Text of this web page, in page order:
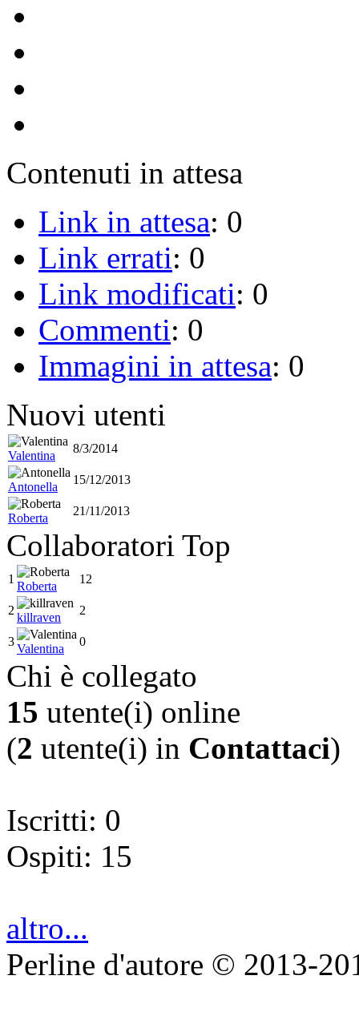
Contenuti in attesa
Link in attesa: 0
Link errati: 0
Link modificati: 0
Commenti: 0
Immagini in attesa: 0
Nuovi utenti
Valentina
8/3/2014
Antonella
15/12/2013
Roberta
21/11/2013
Collaboratori Top
1
Roberta
12
2
killraven
2
3
Valentina
0
Chi è collegato
15 utente(i) online
(2 utente(i) in Contattaci)
Iscritti: 0
Ospiti: 15
altro...
Perline d'autore © 2013-